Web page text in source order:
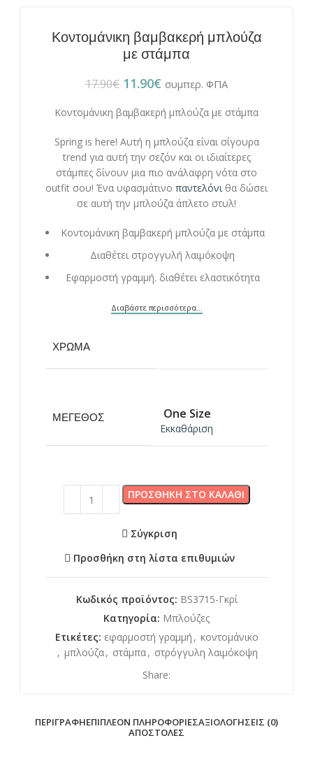
Κοντομάνικη βαμβακερή μπλούζα
με στάμπα
17.90€ 11.90€ συμπερ. ΦΠΑ
Κοντομάνικη βαμβακερή μπλούζα με στάμπα
Spring is here! Αυτή η μπλούζα είναι σίγουρα
trend για αυτή την σεζόν και οι ιδιαίτερες
στάμπες δίνουν μια πιο ανάλαφρη νότα στο
outfit σου! Ένα υφασμάτινο παντελόνιθα δώσει
σε αυτή την μπλούζα άπλετο στυλ!
Κοντομάνικη βαμβακερή μπλούζα με στάμπα
Διαθέτει στρογγυλή λαιμόκοψη
Εφαρμοστή γραμμή. διαθέτει ελαστικότητα
Διαβάστε περισσότερα...
ΧΡΏΜΑ
ΜΈΓΕΘΟΣ One Size
Εκκαθάριση
ΠΡΟΣΘΉΚΗ ΣΤΟ ΚΑΛΆΘΙ
Σύγκριση
Προσθήκη στη λίστα επιθυμιών
Κωδικός προϊόντος: BS3715-Γκρί
Κατηγορία: Μπλούζες
Ετικέτες: εφαρμοστή γραμμή , κοντομάνικο
, μπλούζα, στάμπα, στρόγγυλη λαιμόκοψη
Share:
ΠΕΡΙΓΡΑΦΉΕΠΙΠΛΈΟΝ ΠΛΗΡΟΦΟΡΊΕΣΑΞΙΟΛΟΓΉΣΕΙΣ (0)
ΑΠΟΣΤΟΛΈΣ